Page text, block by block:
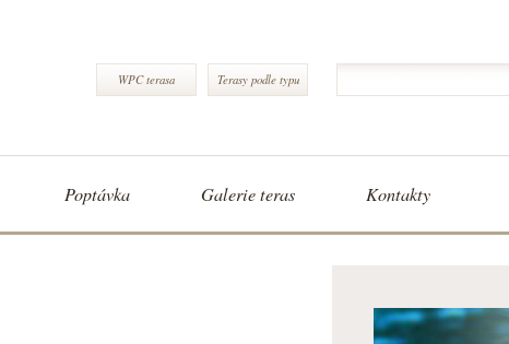
WPC terasa Terasy podle typu
Poptávka Galerie teras Kontakty